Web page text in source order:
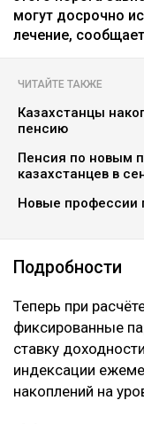
могут досрочно
лечение,
ЧИТАЙТЕ ТАКЖЕ
Казахстанцы
пенсию
Пенсия по новым
казахстанцев в
Новые профессии
Подробности
Теперь при
фиксированные
ставку
индексации
накоплений на